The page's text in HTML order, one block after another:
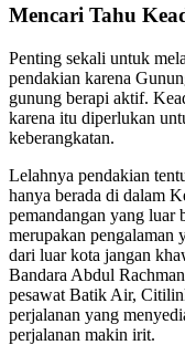
Mencari Tahu
Penting sekali untuk
pendakian karena
gunung berapi aktif.
karena itu diperlukan
keberangkatan.
Lelahnya pendakian
hanya berada di dalam
pemandangan yang luar
merupakan pengalaman
dari luar kota jangan
Bandara Abdul
pesawat Batik Air,
perjalanan yang
perjalanan makin irit.